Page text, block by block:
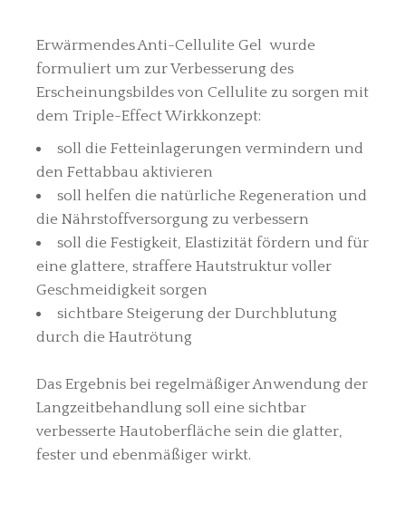
Erwärmendes Anti-Cellulite Gel wurde
formuliert um zur Verbesserung des
Erscheinungsbildes von Cellulite zu sorgen mit
dem Triple-Effect Wirkkonzept:
soll die Fetteinlagerungen vermindern und
den Fettabbau aktivieren
soll helfen die natürliche Regeneration und
die Nährstoffversorgung zu verbessern
soll die Festigkeit, Elastizität fördern und für
eine glattere, straffere Hautstruktur voller
Geschmeidigkeit sorgen
sichtbare Steigerung der Durchblutung
durch die Hautrötung
Das Ergebnis bei regelmäßiger Anwendung der
Langzeitbehandlung soll eine sichtbar
verbesserte Hautoberfläche sein die glatter,
fester und ebenmäßiger wirkt.